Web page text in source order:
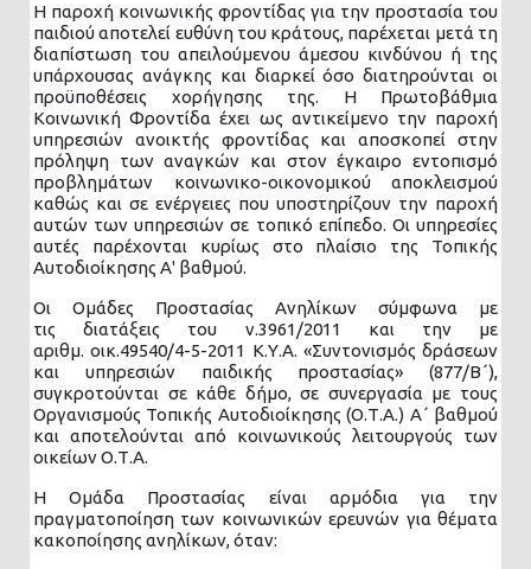
Η παροχή κοινωνικής φροντίδας για την προστασία του
παιδιού αποτελεί ευθύνη του κράτους, παρέχεται μετά τη
διαπίστωση του απειλούμενου άμεσου κινδύνου ή της
υπάρχουσας ανάγκης και διαρκεί όσο διατηρούνται οι
προϋποθέσεις χορήγησης της. Η Πρωτοβάθμια
Κοινωνική Φροντίδα έχει ως αντικείμενο την παροχή
υπηρεσιών ανοικτής φροντίδας και αποσκοπεί στην
πρόληψη των αναγκών και στον έγκαιρο εντοπισμό
προβλημάτων κοινωνικο-οικονομικού αποκλεισμού
καθώς και σε ενέργειες που υποστηρίζουν την παροχή
αυτών των υπηρεσιών σε τοπικό επίπεδο. Οι υπηρεσίες
αυτές παρέχονται κυρίως στο πλαίσιο της Τοπικής
Αυτοδιοίκησης Α' βαθμού.
Οι Ομάδες Προστασίας Ανηλίκων σύμφωνα με
τις διατάξεις του ν.3961/2011 και την με
αριθμ. οικ.49540/4-5-2011 Κ.Υ.Α. «Συντονισμός δράσεων
και υπηρεσιών παιδικής προστασίας» (877/Β΄),
συγκροτούνται σε κάθε δήμο, σε συνεργασία με τους
Οργανισμούς Τοπικής Αυτοδιοίκησης (Ο.Τ.Α.) Α΄ βαθμού
και αποτελούνται από κοινωνικούς λειτουργούς των
οικείων Ο.Τ.Α.
Η Ομάδα Προστασίας είναι αρμόδια για την
πραγματοποίηση των κοινωνικών ερευνών για θέματα
κακοποίησης ανηλίκων, όταν: